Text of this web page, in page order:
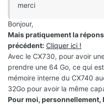
merci
Bonjour,
Mais pratiquement la
précédent: Cliquer ici !
Avec le CX730, pour avoir
prendre une 64 Go, ce qui
mémoire interne du CX740
32Go pour avoir la même
Pour moi, personnellement,